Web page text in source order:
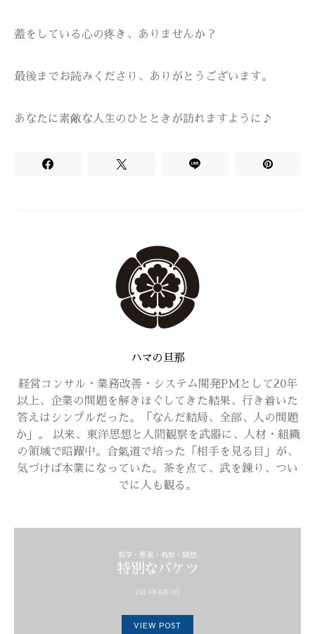
蓋をしている心の疼き、ありませんか？
最後までお読みくださり、ありがとうございます。
あなたに素敵な人生のひとときが訪れますように♪
ハマの旦那
経営コンサル・業務改善・システム開発PMとして20年
以上、企業の問題を解きほぐしてきた結果、行き着いた
答えはシンプルだった。「なんだ結局、全部、人の問題
か」。 以来、東洋思想と人間観察を武器に、人材・組織
の領域で暗躍中。合氣道で培った「相手を見る目」が、
気づけば本業になっていた。茶を点て、武を錬り、つい
でに人も観る。
哲学・思索・処世・随想
特別なバケツ
2013年6月3日
VIEW POST